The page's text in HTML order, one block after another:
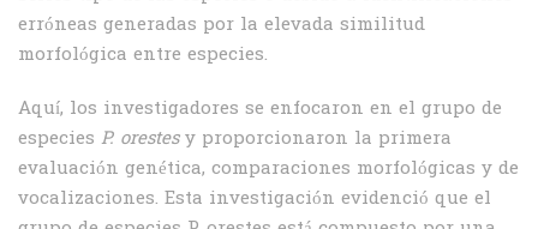
erróneas generadas por la elevada similitud
morfológica entre especies.
Aquí, los investigadores se enfocaron en el grupo de
especies P. orestesy proporcionaron la primera
evaluación genética, comparaciones morfológicas y de
vocalizaciones. Esta investigación evidenció que el